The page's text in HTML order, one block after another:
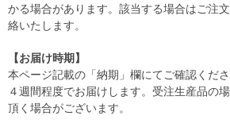
かる場合があります。該当する場合はご注
絡いたします。
【お届け時期】
本ページ記載の「納期」欄にてご確認くだ
４週間程度でお届けします。受注生産品の
頂く場合がございます。